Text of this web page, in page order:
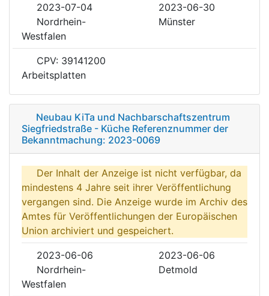
2023-07-04
2023-06-30
Nordrhein-
Westfalen
Münster
CPV: 39141200
Arbeitsplatten
Neubau KiTa und Nachbarschaftszentrum
Siegfriedstraße - Küche Referenznummer der
Bekanntmachung: 2023-0069
Der Inhalt der Anzeige ist nicht verfügbar, da
mindestens 4 Jahre seit ihrer Veröffentlichung
vergangen sind. Die Anzeige wurde im Archiv des
Amtes für Veröffentlichungen der Europäischen
Union archiviert und gespeichert.
2023-06-06
2023-06-06
Nordrhein-
Westfalen
Detmold